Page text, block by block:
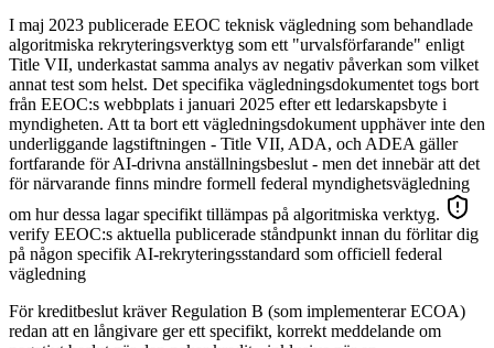
I maj 2023 publicerade EEOC teknisk vägledning som behandlade
algoritmiska rekryteringsverktyg som ett "urvalsförfarande" enligt
Title VII, underkastat samma analys av negativ påverkan som vilket
annat test som helst. Det specifika vägledningsdokumentet togs bort
från EEOC:s webbplats i januari 2025 efter ett ledarskapsbyte i
myndigheten. Att ta bort ett vägledningsdokument upphäver inte den
underliggande lagstiftningen - Title VII, ADA, och ADEA gäller
fortfarande för AI-drivna anställningsbeslut - men det innebär att det
för närvarande finns mindre formell federal myndighetsvägledning
om hur dessa lagar specifikt tillämpas på algoritmiska verktyg.
verify EEOC:s aktuella publicerade ståndpunkt innan du förlitar dig
på någon specifik AI-rekryteringsstandard som officiell federal
vägledning
För kreditbeslut kräver Regulation B (som implementerar ECOA)
redan att en långivare ger ett specifikt, korrekt meddelande om